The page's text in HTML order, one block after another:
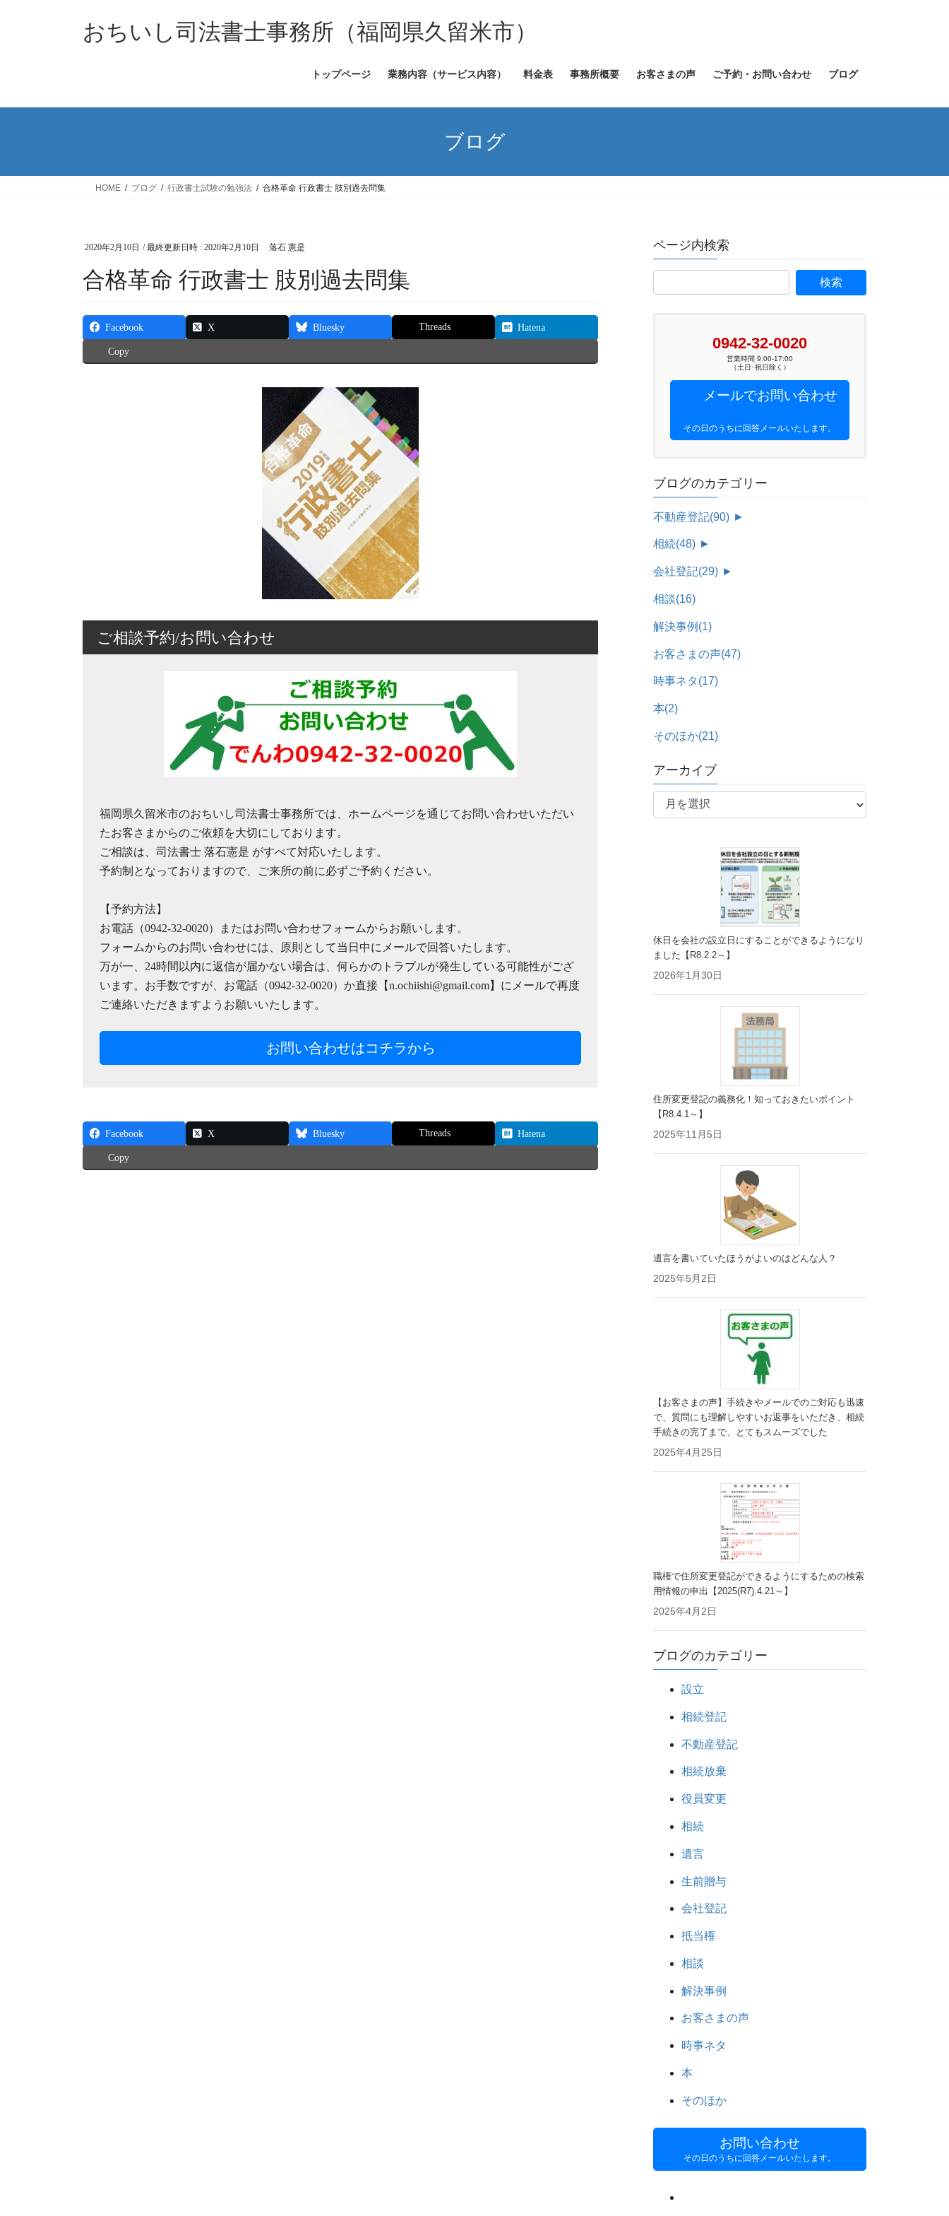
ス
ン
おちいし司法書士事務所（福岡県久留米市）
トップページ 業務内容（サービス内容） 料金表 事務所概要 お客さまの声 ご予約・お問い合わせ ブログ
ブログ
HOME ブログ 行政書士試験の勉強法 合格革命 行政書士 肢別過去問集
2020年2月10日 / 最終更新日時 : 2020年2月10日 落石 憲是
合格革命 行政書士 肢別過去問集
Facebook X Bluesky Threads Hatena
Copy
ご相談予約/お問い合わせ
福岡県久留米市のおちいし司法書士事務所では、ホームページを通じてお問い合わせいただい
たお客さまからのご依頼を大切にしております。
ご相談は、司法書士 落石憲是 がすべて対応いたします。
予約制となっておりますので、ご来所の前に必ずご予約ください。
【予約方法】
お電話（0942-32-0020）またはお問い合わせフォームからお願いします。
フォームからのお問い合わせには、原則として当日中にメールで回答いたします。
万が一、24時間以内に返信が届かない場合は、何らかのトラブルが発生している可能性がござ
います。お手数ですが、お電話（0942-32-0020）か直接【n.ochiishi@gmail.com】にメールで再度
ご連絡いただきますようお願いいたします。
お問い合わせはコチラから
Facebook X Bluesky Threads Hatena
Copy
ページ内検索
0942-32-0020
営業時間 9:00-17:00
（土日･祝日除く）
メールでお問い合わせ
その日のうちに回答メールいたします。
ブログのカテゴリー
不動産登記(90) ►
相続(48) ►
会社登記(29) ►
相談(16)
解決事例 (1)
お客さまの声(47)
時事ネタ(17)
本(2)
そのほか(21)
アーカイブ
ア
休日を会社の設立日にすることができるようになり
ました【R8.2.2～】
2026年1月30日
住所変更登記の義務化！知っておきたいポイント
【R8.4.1～】
2025年11月5日
遺言を書いていたほうがよいのはどんな人？
2025年5月2日
【お客さまの声】手続きやメールでのご対応も迅速
で、質問にも理解しやすいお返事をいただき、相続
手続きの完了まで、とてもスムーズでした
2025年4月25日
職権で住所変更登記ができるようにするための検索
用情報の申出【2025(R7).4.21～】
2025年4月2日
ブログのカテゴリー
設立
相続登記
不動産登記
相続放棄
役員変更
相続
遺言
生前贈与
会社登記
抵当権
相談
解決事例
お客さまの声
時事ネタ
本
そのほか
お問い合わせ
その日のうちに回答メールいたします。